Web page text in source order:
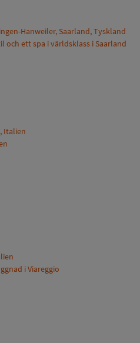
Hanweiler, Saarland, Tyskland
ett spa i världsklass i Saarland
Italien
i Viareggio